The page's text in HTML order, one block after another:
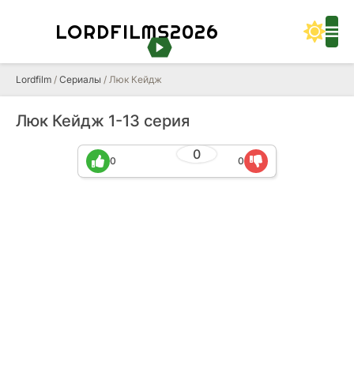
LORDFILMS2026
Lordfilm / Сериалы / Люк Кейдж
Люк Кейдж 1-13 серия
0
0 0